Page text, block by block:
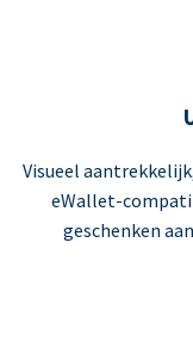
Visueel
eWallet-
geschenken